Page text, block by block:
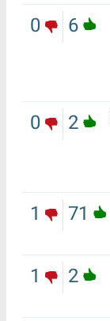
6
0
2
0
71
1
2
1